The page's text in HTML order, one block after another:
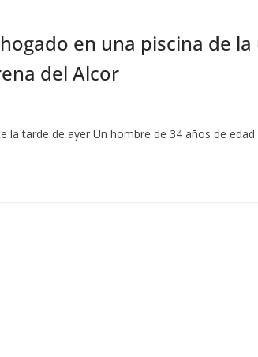
en una piscina de
del Alcor
la tarde de ayer Un hombre de 34 años de